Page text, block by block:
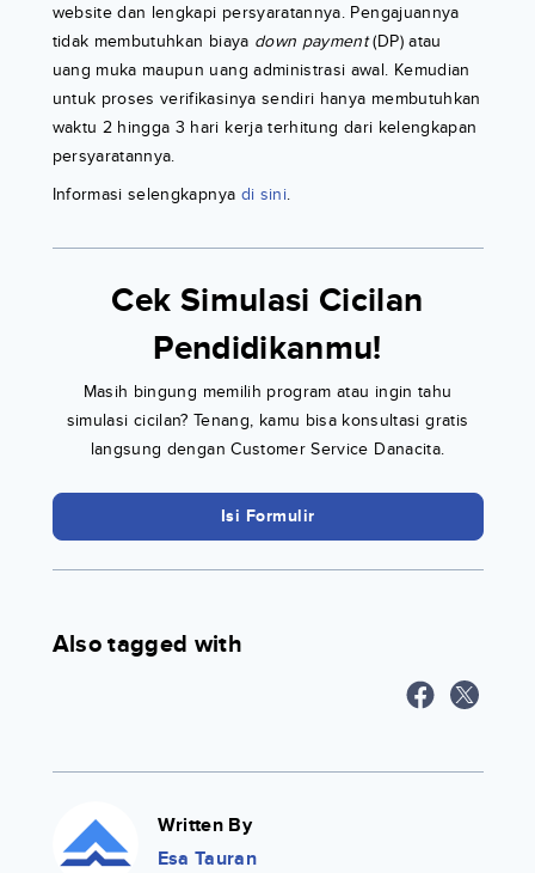
website dan lengkapi persyaratannya. Pengajuannya
tidak membutuhkan biaya down payment(DP) atau
uang muka maupun uang administrasi awal. Kemudian
untuk proses verifikasinya sendiri hanya membutuhkan
waktu 2 hingga 3 hari kerja terhitung dari kelengkapan
persyaratannya.
Informasi selengkapnya di sini.
Cek Simulasi Cicilan
Pendidikanmu!
Masih bingung memilih program atau ingin tahu
simulasi cicilan? Tenang, kamu bisa konsultasi gratis
langsung dengan Customer Service Danacita.
Isi Formulir
Also tagged with
Written By
Esa Tauran